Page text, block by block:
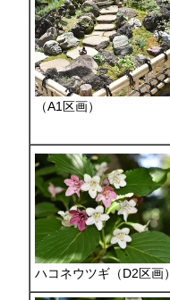
（A1区画）
ハコネウツギ（D2区画）